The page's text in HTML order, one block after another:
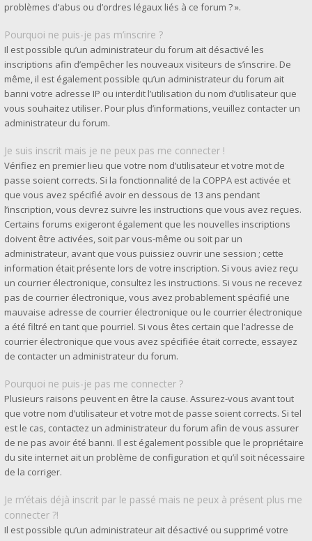
problèmes d’abus ou d’ordres légaux liés à ce forum ? ».
Pourquoi ne puis-je pas m’inscrire ?
Il est possible qu’un administrateur du forum ait désactivé les
inscriptions afin d’empêcher les nouveaux visiteurs de s’inscrire. De
même, il est également possible qu’un administrateur du forum ait
banni votre adresse IP ou interdit l’utilisation du nom d’utilisateur que
vous souhaitez utiliser. Pour plus d’informations, veuillez contacter un
administrateur du forum.
Je suis inscrit mais je ne peux pas me connecter !
Vérifiez en premier lieu que votre nom d’utilisateur et votre mot de
passe soient corrects. Si la fonctionnalité de la COPPA est activée et
que vous avez spécifié avoir en dessous de 13 ans pendant
l’inscription, vous devrez suivre les instructions que vous avez reçues.
Certains forums exigeront également que les nouvelles inscriptions
doivent être activées, soit par vous-même ou soit par un
administrateur, avant que vous puissiez ouvrir une session ; cette
information était présente lors de votre inscription. Si vous aviez reçu
un courrier électronique, consultez les instructions. Si vous ne recevez
pas de courrier électronique, vous avez probablement spécifié une
mauvaise adresse de courrier électronique ou le courrier électronique
a été filtré en tant que pourriel. Si vous êtes certain que l’adresse de
courrier électronique que vous avez spécifiée était correcte, essayez
de contacter un administrateur du forum.
Pourquoi ne puis-je pas me connecter ?
Plusieurs raisons peuvent en être la cause. Assurez-vous avant tout
que votre nom d’utilisateur et votre mot de passe soient corrects. Si tel
est le cas, contactez un administrateur du forum afin de vous assurer
de ne pas avoir été banni. Il est également possible que le propriétaire
du site internet ait un problème de configuration et qu’il soit nécessaire
de la corriger.
Je m’étais déjà inscrit par le passé mais ne peux à présent plus me
connecter ?!
Il est possible qu’un administrateur ait désactivé ou supprimé votre